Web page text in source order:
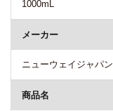
1000mL
メーカー
ニューウェイジャパン
商品名